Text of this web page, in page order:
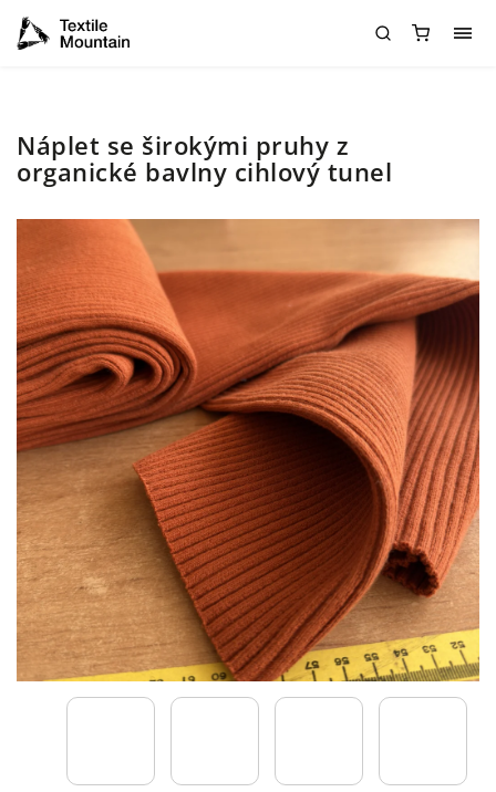
Náplet se širokými pruhy z
organické bavlny cihlový tunel